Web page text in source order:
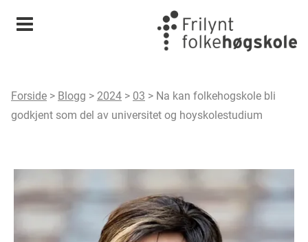
Meny
Forside > Blogg > 2024 > 03 > Na kan folkehogskole bli
godkjent som del av universitet og hoyskolestudium